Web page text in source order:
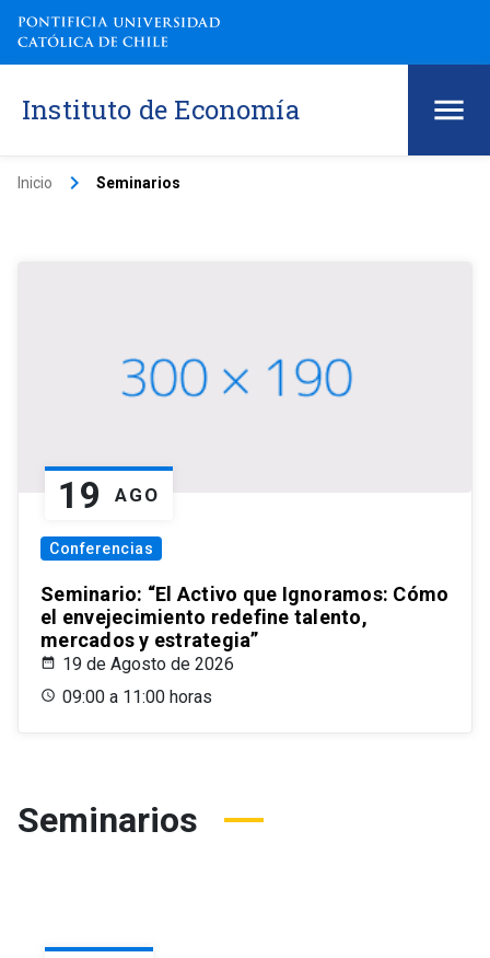
Instituto de Economía
Inicio keyboard_arrow_right Seminarios
19 AGO
Conferencias
Seminario: “El Activo que Ignoramos: Cómo
el envejecimiento redefine talento,
mercados y estrategia”
19 de Agosto de 2026
09:00 a 11:00 horas
Seminarios